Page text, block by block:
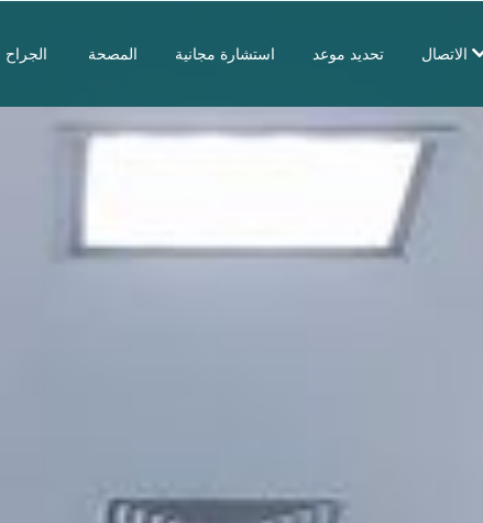
الجراح المصحة استشارة مجانية تحديد موعد